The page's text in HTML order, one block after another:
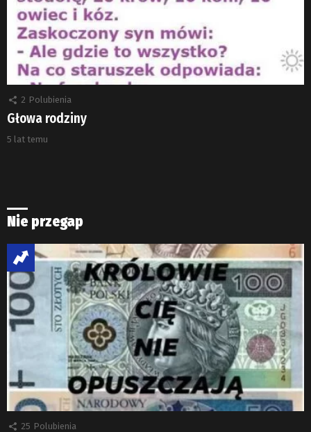
2 Polubienia
Głowa rodziny
5 lat temu
Nie przegap
25 Polubienia